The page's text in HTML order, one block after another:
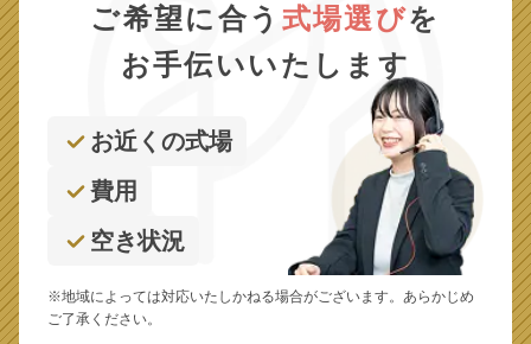
ご希望に合う 式場選びを
お手伝いいたします
お近くの式場
費用
空き状況
※地域によっては対応いたしかねる場合がございます。あらかじめ
ご了承ください。